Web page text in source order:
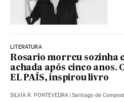
LITERATURA
Rosario morreu sozinha
achada após cinco anos.
EL PAÍS, inspirou livro
SILVIA R. PONTEVEDRA | Santiago de